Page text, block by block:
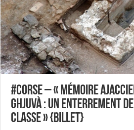
#Corse – « Mémoire
Ghjuvà : un enterrement
classe » {Billet}